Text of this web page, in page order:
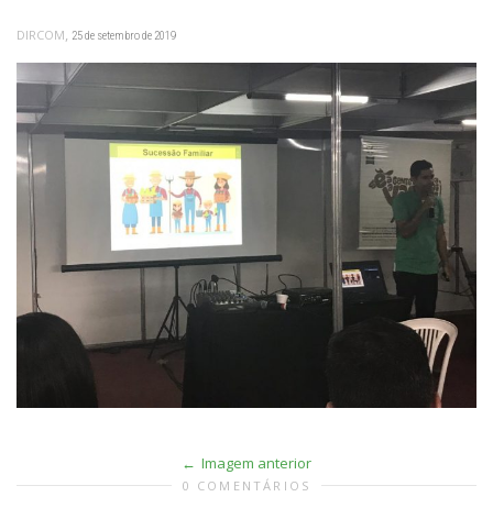
DIRCOM, 25 de setembro de 2019
Imagem anterior
0 COMENTÁRIOS